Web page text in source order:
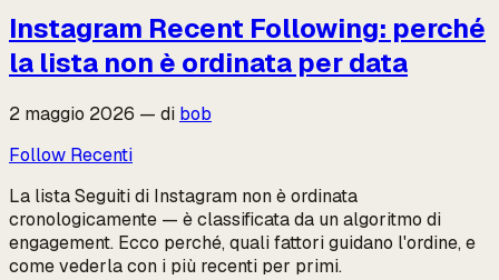
Instagram Recent Following: perché
la lista non è ordinata per data
2 maggio 2026 — di bob
Follow Recenti
La lista Seguiti di Instagram non è ordinata
cronologicamente — è classificata da un algoritmo di
engagement. Ecco perché, quali fattori guidano l'ordine, e
come vederla con i più recenti per primi.